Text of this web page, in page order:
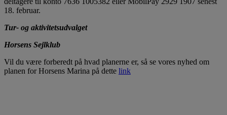
18. februar.
Tur- og aktivitetsudvalget
Horsens Sejlklub
Vil du være forberedt på hvad planerne er, så se vores nyhed om
planen for Horsens Marina på dette link